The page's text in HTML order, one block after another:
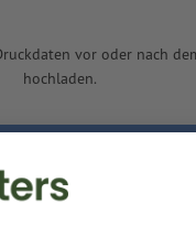
vor oder nach
hochladen.